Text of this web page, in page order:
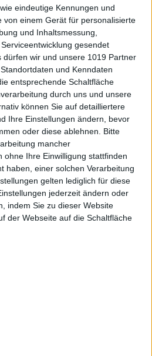
eindeutige Kennungen und
von einem Gerät für personalisierte
und Inhaltsmessung,
gesendet
dürfen wir und unsere 1019 Partner
und Kenndaten
entsprechende Schaltfläche
durch uns und unsere
können Sie auf detailliertere
Ihre Einstellungen ändern, bevor
oder diese ablehnen.
Bitte
mancher
ohne Ihre Einwilligung stattfinden
haben, einer solchen Verarbeitung
gelten lediglich für diese
jederzeit ändern oder
indem Sie zu dieser Website
der Webseite auf die Schaltfläche